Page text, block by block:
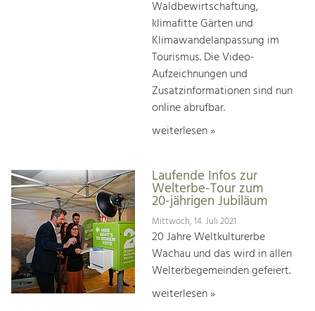
Waldbewirtschaftung,
klimafitte Gärten und
Klimawandelanpassung im
Tourismus. Die Video-
Aufzeichnungen und
Zusatzinformationen sind nun
online abrufbar.
weiterlesen »
Laufende Infos zur
Welterbe-Tour zum
20-jährigen Jubiläum
Mittwoch, 14. Juli 2021
20 Jahre Weltkulturerbe
Wachau und das wird in allen
Welterbegemeinden gefeiert.
weiterlesen »